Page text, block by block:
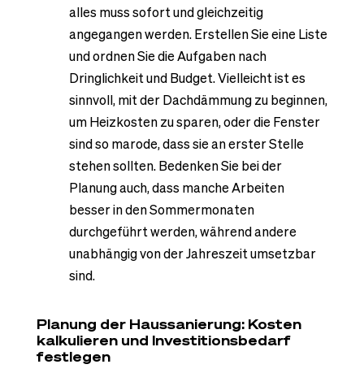
alles muss sofort und gleichzeitig
angegangen werden. Erstellen Sie eine Liste
und ordnen Sie die Aufgaben nach
Dringlichkeit und Budget. Vielleicht ist es
sinnvoll, mit der Dachdämmung zu beginnen,
um Heizkosten zu sparen, oder die Fenster
sind so marode, dass sie an erster Stelle
stehen sollten. Bedenken Sie bei der
Planung auch, dass manche Arbeiten
besser in den Sommermonaten
durchgeführt werden, während andere
unabhängig von der Jahreszeit umsetzbar
sind.
Planung der Haussanierung: Kosten
kalkulieren und Investitionsbedarf
festlegen